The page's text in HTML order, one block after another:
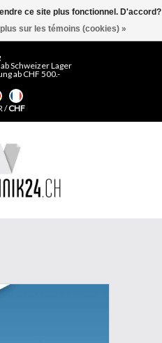
Schweizer Lager
ab CHF 500.-
/CHF
ce site plus fonctionnel. D'accord?
sur les témoins (cookies) »